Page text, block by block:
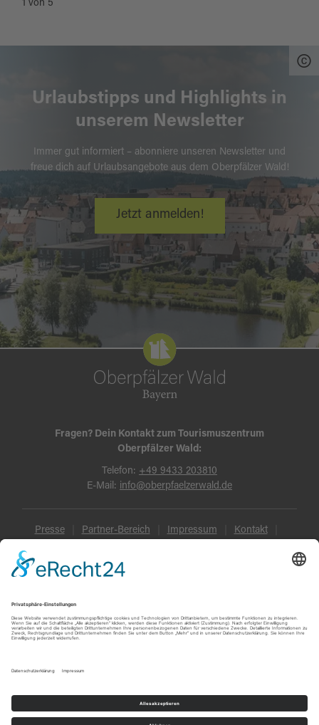
1 von 5
Urlaubstipps und Highlights in
unserem Newsletter
Immer gut informiert – abonniere unseren Newsletter und
freue dich auf Urlaubsangebote aus dem Oberpfälzer Wald!
Jetzt anmelden!
Fragen? Dein Kontakt zum Tourismuszentrum
Oberpfälzer Wald:
Telefon: +49 9433 203810
E-Mail: info@oberpfaelzerwald.de
Presse Partner-Bereich Impressum Kontakt
Datenschutz